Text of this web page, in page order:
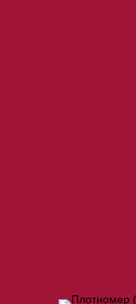
Эти и многие
присутствуют в
необходим
грунтовый
специалистам
Вами требований,
технических
порекомендуем
предложим разные
эксплуатации и
комплекте с